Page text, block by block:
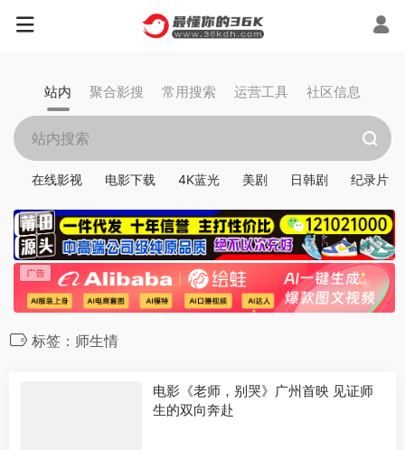
站内 聚合影搜 常用搜索 运营工具 社区信息
在线影视 电影下载 4K蓝光 美剧 日韩剧 纪录片
标签：师生情
电影《老师，别哭》广州首映 见证师
生的双向奔赴